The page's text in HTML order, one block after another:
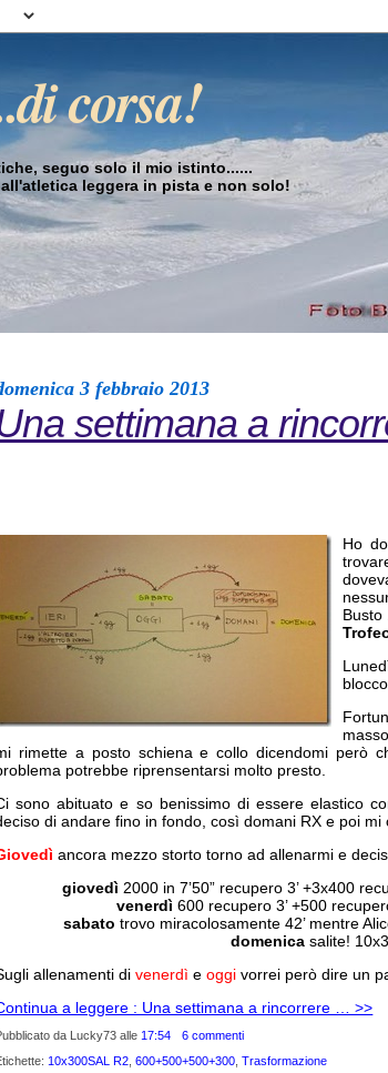
corsa!
seguo solo il mio istinto......
leggera in pista e non solo!
3 febbraio 2013
settimana a
Ho
rimette a posto schiena e collo dicendomi però
potrebbe riprensentarsi molto presto.
sono abituato e so benissimo di essere elastico
di andare fino in fondo, così domani RX e poi mi
ancora mezzo storto torno ad allenarmi e
giovedì 2000 in 7’50” recupero 3’ +3x400
venerdì 600 recupero 3’ +500
sabato trovo miracolosamente 42’ mentre
domenicasalite!
allenamenti divenerdìeoggi vorrei però dire un
a leggere : Una settimana a rincorrere … >>
da Lucky73alle 17:54
6 commenti
10x300SAL R2 ,600+500+500+300 ,Trasformazione